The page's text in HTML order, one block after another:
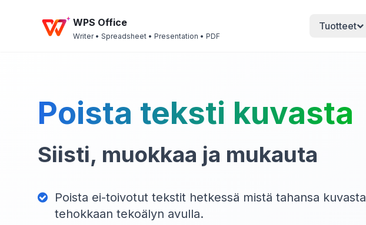
WPS Office
Writer • Spreadsheet • Presentation • PDF
Tuotteet
Poista teksti kuvasta
Siisti, muokkaa ja mukauta
Poista ei-toivotut tekstit hetkessä mistä tahansa kuvasta
tehokkaan tekoälyn avulla.